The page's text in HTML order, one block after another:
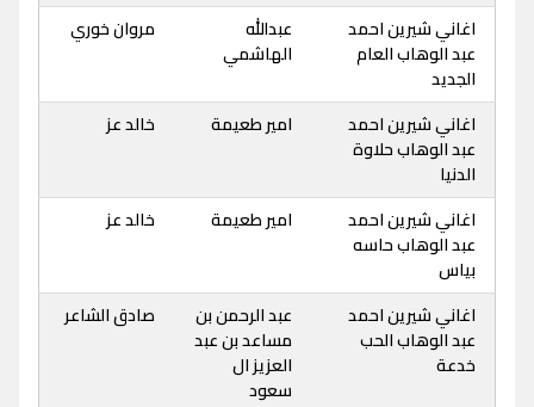
اغاني شيرين احمد
عبد الوهاب العام
الجديد
عبدالله
الهاشمي
مروان خوري
اغاني شيرين احمد
عبد الوهاب حلاوة
الدنيا
امير طعيمة خالد عز
اغاني شيرين احمد
عبد الوهاب حاسه
بياس
امير طعيمة خالد عز
اغاني شيرين احمد
عبد الوهاب الحب
خدعة
عبد الرحمن بن
مساعد بن عبد
العزيز ال
سعود
صادق الشاعر